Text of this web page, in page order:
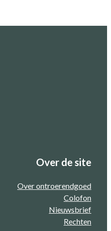
Over de site
Over ontroerendgoed
Colofon
Nieuwsbrief
Rechten